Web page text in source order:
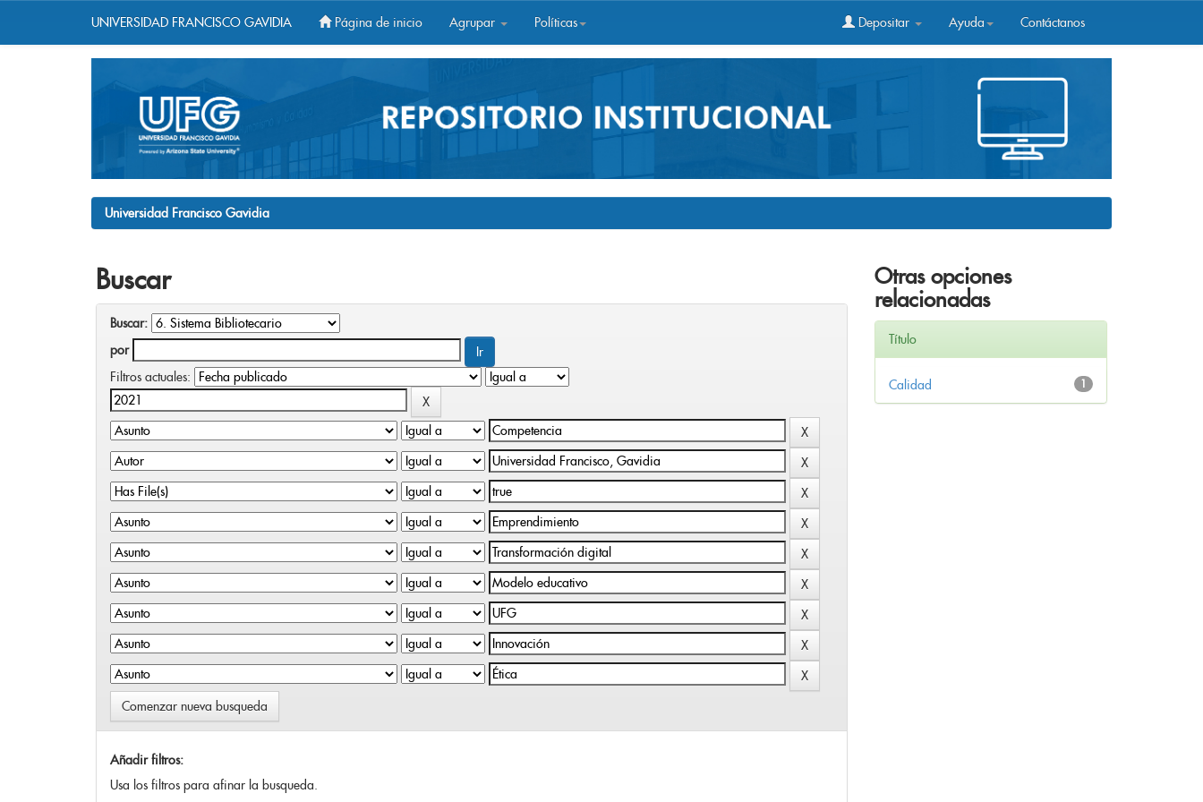
UNIVERSIDAD FRANCISCO GAVIDIA Página de inicio Agrupar Políticas Depositar Ayuda Contáctanos
Universidad Francisco Gavidia
Buscar
Buscar:
por
Filtros actuales:
Comenzar nueva busqueda
Añadir filtros:
Usa los filtros para afinar la busqueda.
Otras opciones
relacionadas
Título
1
Calidad